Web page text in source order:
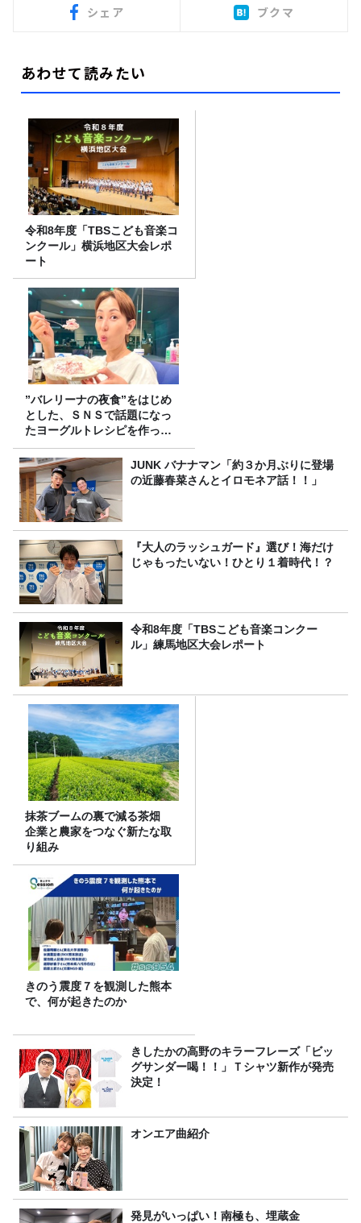
シェア ブクマ
あわせて読みたい
令和8年度「TBSこども音楽コ
ンクール」横浜地区大会レポ
ート
”バレリーナの夜食”をはじめ
とした、ＳＮＳで話題になっ
たヨーグルトレシピを作って
みた！
JUNK バナナマン「約３か月ぶりに登場
の近藤春菜さんとイロモネア話！！」
『大人のラッシュガード』選び！海だけ
じゃもったいない！ひとり１着時代！？
令和8年度「TBSこども音楽コンクー
ル」練馬地区大会レポート
抹茶ブームの裏で減る茶畑
企業と農家をつなぐ新たな取
り組み
きのう震度７を観測した熊本
で、何が起きたのか
きしたかの高野のキラーフレーズ「ビッ
グサンダー喝！！」Ｔシャツ新作が発売
決定！
オンエア曲紹介
発見がいっぱい！南極も、埋蔵金